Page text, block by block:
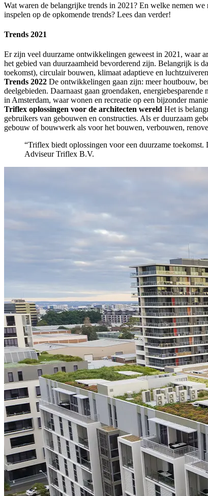
Wat waren de belangrijke trends in 2021? En welke nemen
inspelen op de opkomende trends? Lees dan verder!
Trends 2021
Er zijn veel duurzame ontwikkelingen geweest in 2021, waar
het gebied van duurzaamheid bevorderend zijn. Belangrijk is
toekomst), circulair bouwen, klimaat adaptieve en
Trends 2022 De ontwikkelingen gaan zijn: meer houtbouw,
deelgebieden. Daarnaast gaan groendaken,
in Amsterdam, waar wonen en recreatie op een bijzonder
Triflex oplossingen voor de architecten wereld Het is
gebruikers van gebouwen en constructies. Als er duurzaam
gebouw of bouwwerk als voor het bouwen, verbouwen,
“Triflex biedt oplossingen voor een duurzame
Adviseur Triflex B.V.